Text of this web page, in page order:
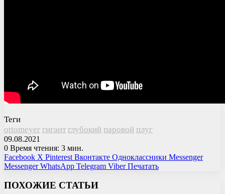
Теги
ottomeyer гигант глубокий паровой плуг
09.08.2021
0 Время чтения: 3 мин.
Facebook X Pinterest Вконтакте Одноклассники Messenger
Messenger WhatsApp Telegram Viber Печатать
ПОХОЖИЕ СТАТЬИ